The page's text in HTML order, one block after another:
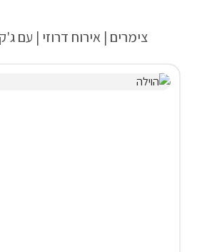
צימרים | אירוח דרוזי | עם